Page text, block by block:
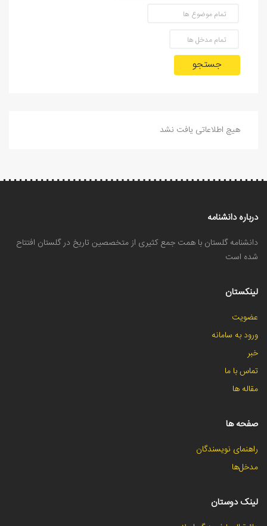
جستجو
هیچ اطلاعاتی یافت نشد
درباره دانشنامه
دانشنامه گلستان با همت جمع کثیری از متخصصین تاریخ در گلستان افتتاح
شده است
لینکستان
عضویت
ورود به سامانه
خبر
تماس با ما
مقاله ها
صفحه ها
راهنمای نویسندگان
مدخل‌ها
لینک دوستان